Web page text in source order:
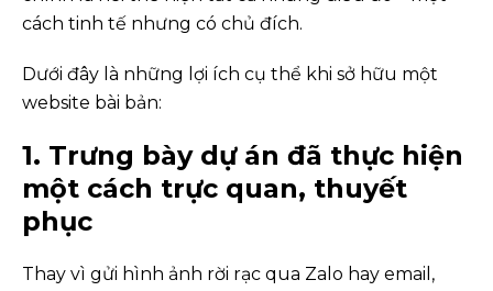
cách tinh tế nhưng có chủ đích.
Dưới đây là những lợi ích cụ thể khi sở hữu một
website bài bản:
1. Trưng bày dự án đã thực hiện
một cách trực quan, thuyết
phục
Thay vì gửi hình ảnh rời rạc qua Zalo hay email,